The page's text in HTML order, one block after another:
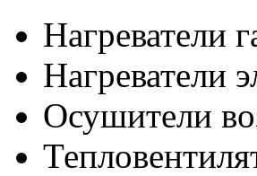
Нагреватели
Нагреватели
Осушители